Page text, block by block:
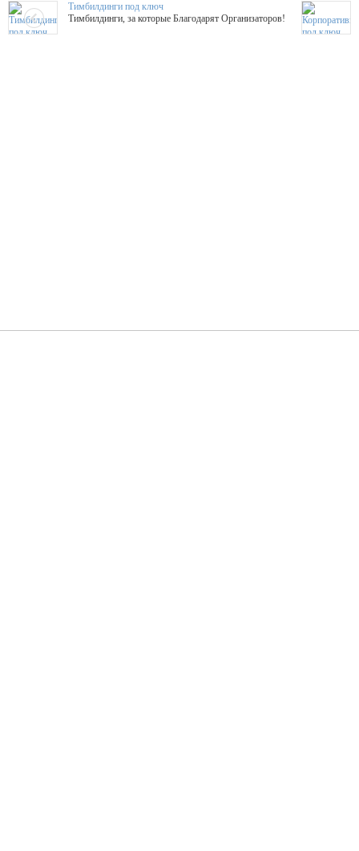
Тимбилдинги под ключ
Тимбилдинги, за которые Благодарят Организаторов!